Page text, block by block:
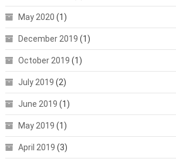
May 2020 (1)
December 2019 (1)
October 2019 (1)
July 2019 (2)
June 2019 (1)
May 2019 (1)
April 2019 (3)